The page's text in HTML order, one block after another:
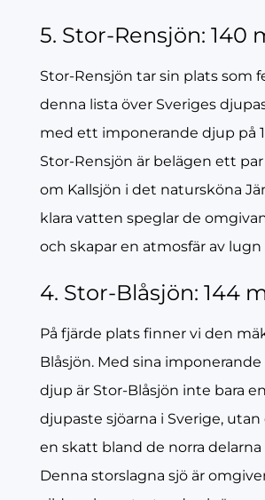
5. Stor-Rensjön: 140
Stor-Rensjön tar sin plats som
denna lista över Sveriges
med ett imponerande djup på
Stor-Rensjön är belägen ett
om Kallsjön i det natursköna
klara vatten speglar de
och skapar en atmosfär av lugn
4. Stor-Blåsjön: 144
På fjärde plats finner vi den
Blåsjön. Med sina
djup är Stor-Blåsjön inte bara
djupaste sjöarna i Sverige, utan
en skatt bland de norra delarna
Denna storslagna sjö är